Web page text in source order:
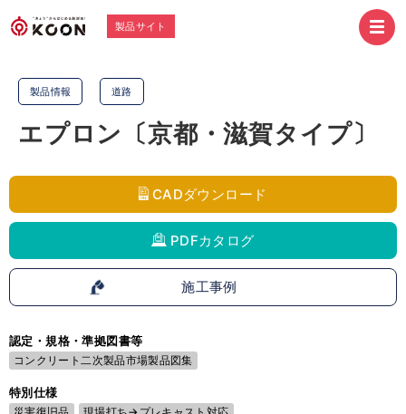
製品サイト
製品情報 道路
エプロン〔京都・滋賀タイプ〕
CADダウンロード
PDFカタログ
施工事例
認定・規格・準拠図書等
コンクリート二次製品市場製品図集
特別仕様